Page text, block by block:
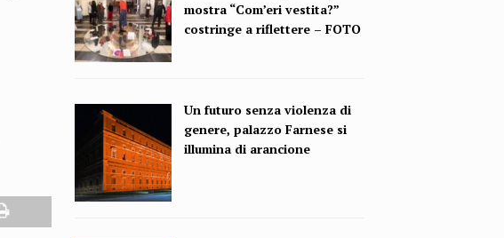
mostra “Com’eri vestita?”
costringe a riflettere – FOTO
Un futuro senza violenza di
genere, palazzo Farnese si
illumina di arancione